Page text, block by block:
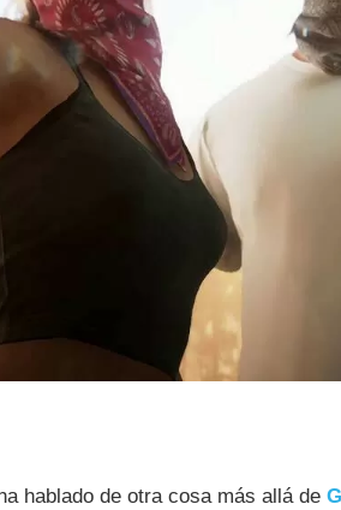
hablado de otra cosa más allá de